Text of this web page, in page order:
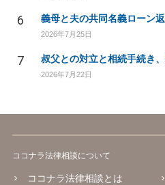
6 義母と夫の共同名義ローン
2026年7月25日
7 叔父との対立と相続手続き
2026年7月22日
ココナラ法律相談について
ココナラ法律相談とは